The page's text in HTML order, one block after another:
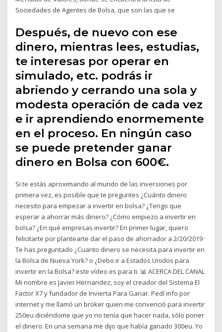
Sociedades de Agentes de Bolsa, que son las que se
Después, de nuevo con ese
dinero, mientras lees, estudias,
te interesas por operar en
simulado, etc. podrás ir
abriendo y cerrando una sola y
modesta operación de cada vez
e ir aprendiendo enormemente
en el proceso. En ningún caso
se puede pretender ganar
dinero en Bolsa con 600€.
Si te estás aproximando al mundo de las inversiones por
primera vez, es posible que te preguntes ¿Cuánto dinero
necesito para empezar a invertir en bolsa? ¿Tengo que
esperar a ahorrar más dinero? ¿Cómo empiezo a invertir en
bolsa? ¿En qué empresas invertir? En primer lugar, quiero
felicitarte por plantearte dar el paso de ahorrador a 2/20/2019 ·
Te has preguntado ¿Cuanto dinero se necesita para invertir en
la Bolsa de Nueva York? o ¿Debo ir a Estados Unidos para
invertir en la Bolsa? este vídeo es para ti. 📊 ACERCA DEL CANAL
Mi nombre es Javier Hernandez, soy el creador del Sistema El
Factor X7 y fundador de Invierta Para Ganar. Pedí info por
internet y me llamó un broker quien me convenció para invertir
250eu diciéndome que yo no tenía que hacer nada, sólo poner
el dinero. En una semana me dijo que había ganado 300eu. Yo